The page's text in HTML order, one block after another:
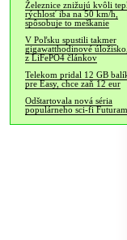
Železnice znižujú kvôli
rýchlosť iba na 50 km/h,
spôsobuje to meškanie
V Poľsku spustili takmer
gigawatthodinové úložisko,
z LiFePO4 článkov
Telekom pridal 12 GB
pre Easy, chce zaň 12 eur
Odštartovala nová séria
populárneho sci-fi